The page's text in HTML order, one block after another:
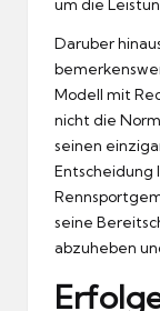
um die
Daruber
Modell mit
nicht die
seinen
Entscheidung
seine
abzuheben